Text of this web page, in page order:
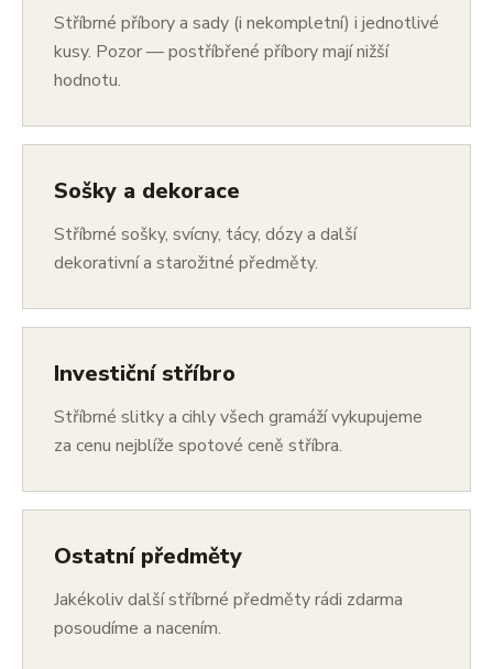
Stříbrné příbory a sady (i nekompletní) i jednotlivé
kusy. Pozor — postříbřené příbory mají nižší
hodnotu.
Sošky a dekorace
Stříbrné sošky, svícny, tácy, dózy a další
dekorativní a starožitné předměty.
Investiční stříbro
Stříbrné slitky a cihly všech gramáží vykupujeme
za cenu nejblíže spotové ceně stříbra.
Ostatní předměty
Jakékoliv další stříbrné předměty rádi zdarma
posoudíme a nacením.